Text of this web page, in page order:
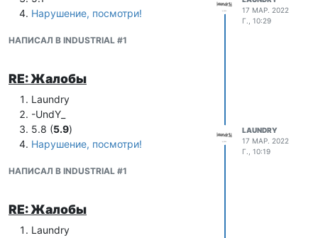
Нарушение, посмотри!
НАПИСАЛ В INDUSTRIAL #1
17 МАР. 2022
Г., 10:29
RE: Жалобы
Laundry
-UndY_
5.8 (5.9)
Нарушение, посмотри!
НАПИСАЛ В INDUSTRIAL #1
LAUNDRY
17 МАР. 2022
Г., 10:19
RE: Жалобы
Laundry